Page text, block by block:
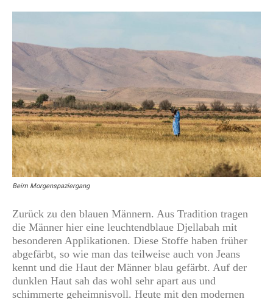
Beim Morgenspaziergang
Zurück zu den blauen Männern. Aus Tradition tragen
die Männer hier eine leuchtendblaue Djellabah mit
besonderen Applikationen. Diese Stoffe haben früher
abgefärbt, so wie man das teilweise auch von Jeans
kennt und die Haut der Männer blau gefärbt. Auf der
dunklen Haut sah das wohl sehr apart aus und
schimmerte geheimnisvoll. Heute mit den modernen